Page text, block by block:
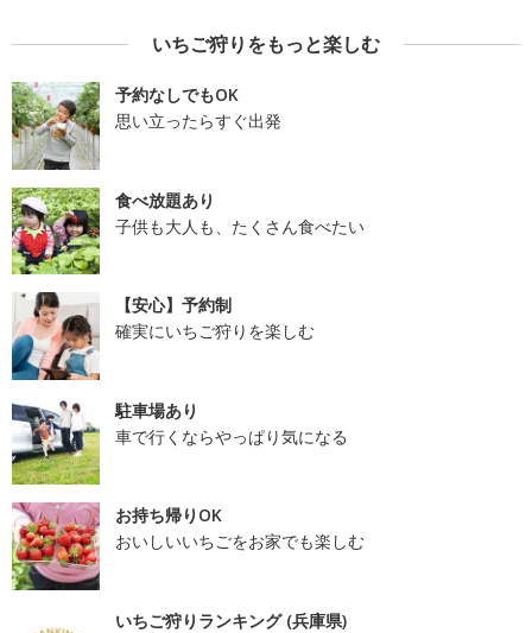
いちご狩りをもっと楽しむ
予約なしでもOK
思い立ったらすぐ出発
食べ放題あり
子供も大人も、たくさん食べたい
【安心】予約制
確実にいちご狩りを楽しむ
駐車場あり
車で行くならやっぱり気になる
お持ち帰りOK
おいしいいちごをお家でも楽しむ
いちご狩りランキング (兵庫県)